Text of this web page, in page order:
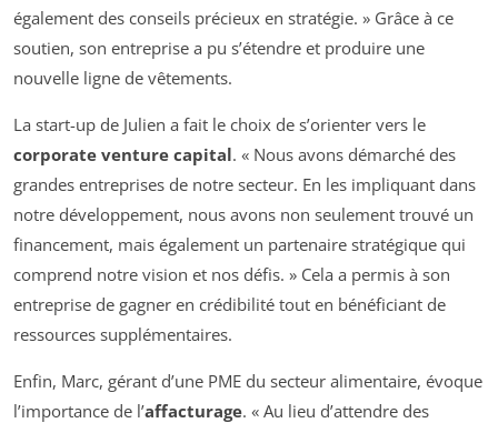
également des conseils précieux en stratégie. » Grâce à ce
soutien, son entreprise a pu s’étendre et produire une
nouvelle ligne de vêtements.
La start-up de Julien a fait le choix de s’orienter vers le
corporate venture capital. « Nous avons démarché des
grandes entreprises de notre secteur. En les impliquant dans
notre développement, nous avons non seulement trouvé un
financement, mais également un partenaire stratégique qui
comprend notre vision et nos défis. » Cela a permis à son
entreprise de gagner en crédibilité tout en bénéficiant de
ressources supplémentaires.
Enfin, Marc, gérant d’une PME du secteur alimentaire, évoque
l’importance de l’affacturage. « Au lieu d’attendre des